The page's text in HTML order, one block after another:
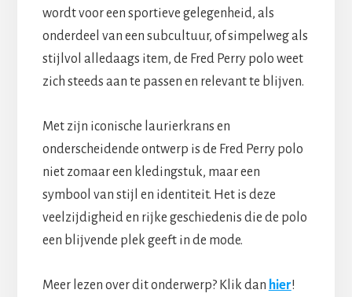
wordt voor een sportieve gelegenheid, als
onderdeel van een subcultuur, of simpelweg als
stijlvol alledaags item, de Fred Perry polo weet
zich steeds aan te passen en relevant te blijven.
Met zijn iconische laurierkrans en
onderscheidende ontwerp is de Fred Perry polo
niet zomaar een kledingstuk, maar een
symbool van stijl en identiteit. Het is deze
veelzijdigheid en rijke geschiedenis die de polo
een blijvende plek geeft in de mode.
Meer lezen over dit onderwerp? Klik dan hier!